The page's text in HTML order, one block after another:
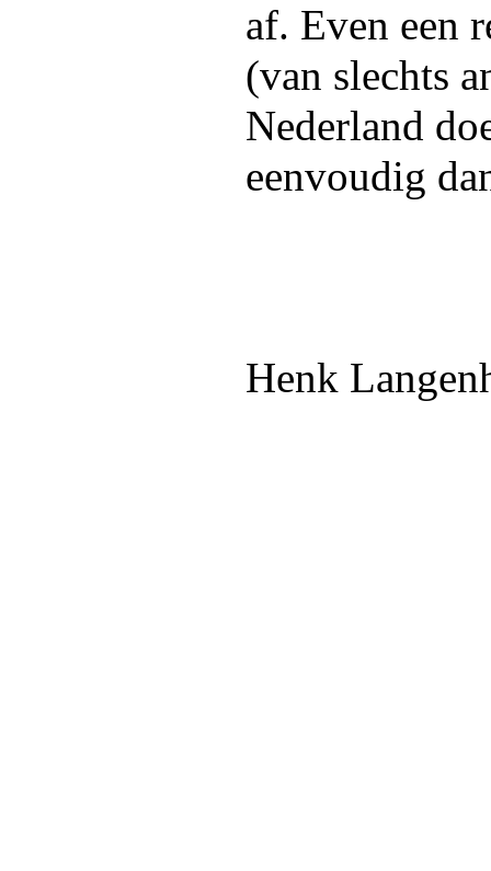
af. Even een
(van slechts
Nederland
eenvoudig
Henk